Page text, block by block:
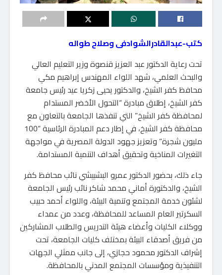
كتب-عبدالقادرالشوادفى وصلاح طواله
تحت رعاية الدكتور عبد العزيز قنصوة وزير التعليم العالي
والبحث العلمي، شهد اللواء المهندس إبراهيم مكي
محافظ كفر الشيخ، والدكتور يحيى زكريا عيد رئيس جامعة
كفر الشيخ، إطلاق مبادرة “التحول الأخضر المستدام
لمحافظة كفر الشيخ” التي تنفذها الجامعة بالتعاون مع
محافظة كفر الشيخ، في إطار دعم المبادرة الرئاسية “100
مليون شجرة” وتعزيز جهود الدولة المصرية في مواجهة
التغيرات المناخية وتحقيق أهداف التنمية المستدامة.
جاء ذلك، بحضور الدكتور عمرو البشبيشي نائب محافظ كفر
الشيخ، والدكتورة أماني محمد شاكر نائب رئيس الجامعة
لشئون خدمة المجتمع وتنمية البيئة، واللواء أحمد حبيب
السكرتير العام المساعد للمحافظة، وعدد من عمداء
ووكلاء الكليات وأعضاء هيئة التدريس والطلاب المشاركين
من فريق أصدقاء البيئة بمختلف كليات الجامعة، تحت
إشراف الدكتور محمود حجازي، إلى جانب ممثلي الجهات
التنفيذية ومؤسسات المجتمع المدني بالمحافظة.